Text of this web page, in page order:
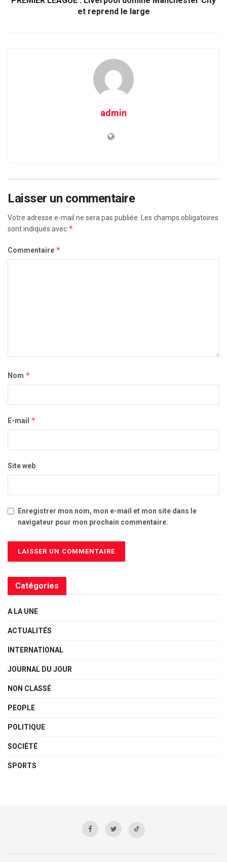
et reprend le large
admin
Laisser un commentaire
Votre adresse e-mail ne sera pas publiée.
Les champs obligatoires
sont indiqués avec *
Commentaire *
Nom *
E-mail *
Site web
Enregistrer mon nom, mon e-mail et mon site dans le
navigateur pour mon prochain commentaire.
Catégories
A LA UNE
ACTUALITÉS
INTERNATIONAL
JOURNAL DU JOUR
NON CLASSÉ
PEOPLE
POLITIQUE
SOCIÉTÉ
SPORTS